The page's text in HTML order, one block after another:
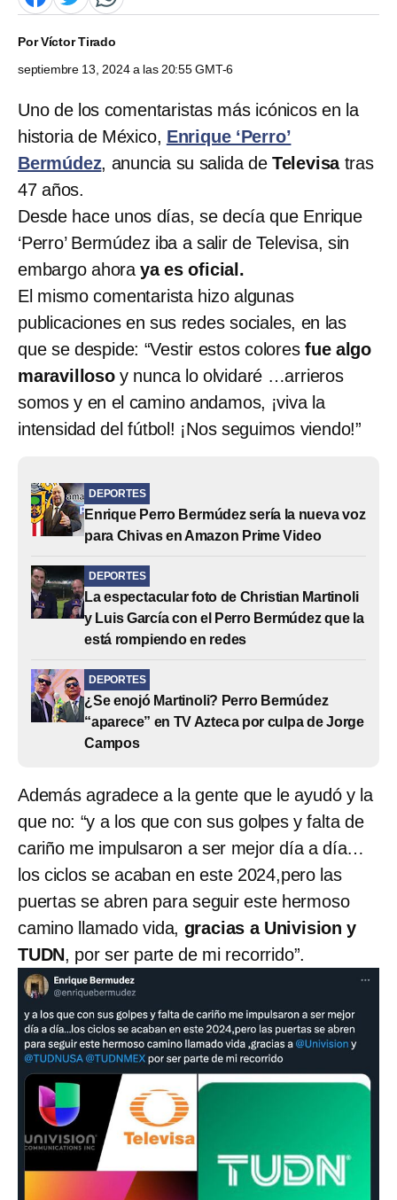
PorVíctor Tirado
septiembre 13, 2024 a las 20:55 GMT-6
Uno de los comentaristas más icónicos en la
historia de México, Enrique ‘Perro’
Bermúdez, anuncia su salida de Televisatras
47 años.
Desde hace unos días, se decía que Enrique
‘Perro’ Bermúdez iba a salir de Televisa, sin
embargo ahoraya es oficial.
El mismo comentarista hizo algunas
publicaciones en sus redes sociales, en las
que se despide: “Vestir estos coloresfue algo
maravillosoy nunca lo olvidaré …arrieros
somos y en el camino andamos, ¡viva la
intensidad del fútbol! ¡Nos seguimos viendo!”
DEPORTES
Enrique Perro Bermúdez sería la nueva voz
para Chivas en Amazon Prime Video
DEPORTES
La espectacular foto de Christian Martinoli
y Luis García con el Perro Bermúdez que la
está rompiendo en redes
DEPORTES
¿Se enojó Martinoli? Perro Bermúdez
“aparece” en TV Azteca por culpa de Jorge
Campos
Además agradece a la gente que le ayudó y la
que no: “y a los que con sus golpes y falta de
cariño me impulsaron a ser mejor día a día…
los ciclos se acaban en este 2024,pero las
puertas se abren para seguir este hermoso
camino llamado vida, gracias a Univision y
TUDN, por ser parte de mi recorrido”.